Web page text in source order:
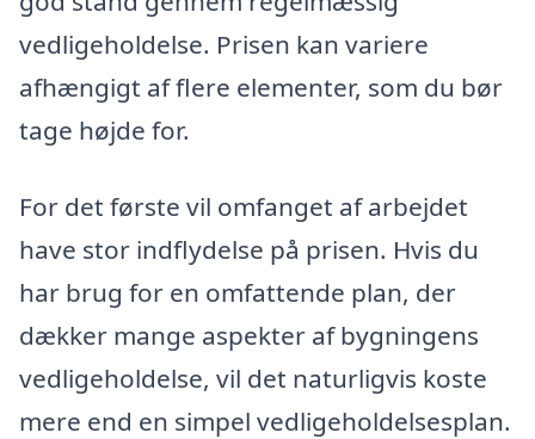
vedligeholdelse. Prisen kan variere
afhængigt af flere elementer, som du bør
tage højde for.
For det første vil omfanget af arbejdet
have stor indflydelse på prisen. Hvis du
har brug for en omfattende plan, der
dækker mange aspekter af bygningens
vedligeholdelse, vil det naturligvis koste
mere end en simpel vedligeholdelsesplan.